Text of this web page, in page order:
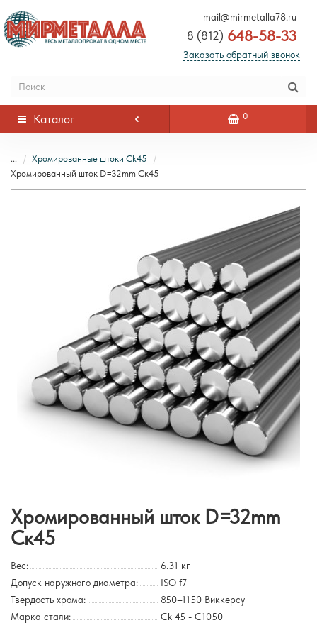
mail@mirmetalla78.ru
8 (812) 648-58-33
Заказать обратный звонок
Каталог 0
...
Хромированные штоки Ck45
Хромированный шток D=32mm Ск45
Хромированный шток D=32mm
Ск45
Вес: 6.31 кг
Допуск наружного диаметра:
ISO f7
Твердость хрома:
850–1150 Виккерсу
Марка стали:
Сk 45 - С1050